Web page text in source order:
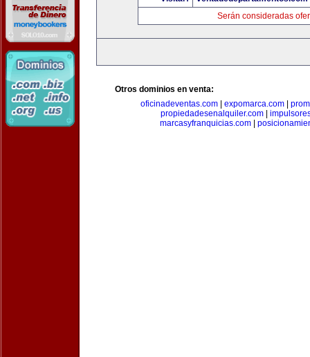
Serán consideradas
Otros dominios en venta:
oficinadeventas.com
expomarca.com
propiedadesenalquiler.com
marcasyfranquicias.com|